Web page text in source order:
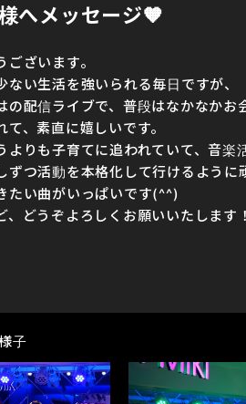
へメッセージ🧡
ざいます。
ない生活を強いられる毎日ですが、
の配信ライブで、普段はなかなかお
、素直に嬉しいです。
よりも子育てに追われていて、音楽
ずつ活動を本格化して行けるように
たい曲がいっぱいです(^^)
、どうぞよろしくお願いいたします！
子